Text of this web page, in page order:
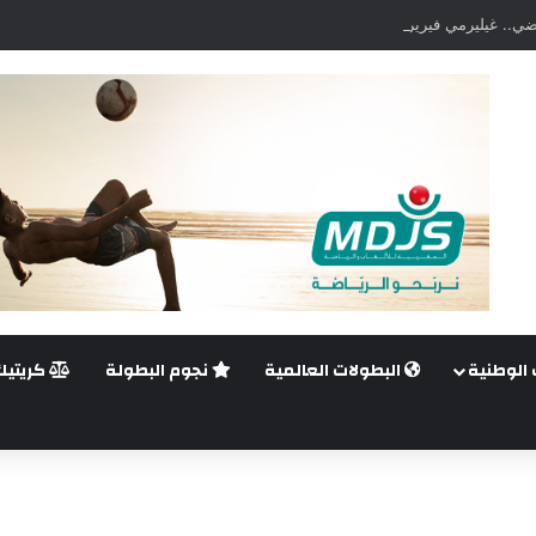
غيليرمي فيريرا يقترب من الجراحة بعد قطع في الرباط الصليبي
الوطنية البطولات العالمية نجوم البطولة